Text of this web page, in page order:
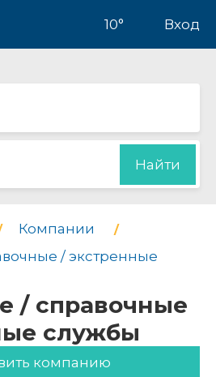
10° Вход
Найти
Компании
/ экстренные
/ справочные
службы
компанию